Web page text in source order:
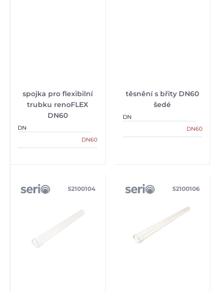
spojka pro flexibilní
trubku renoFLEX
DN60
DN
DN60
těsnění s břity DN60
šedé
DN
DN60
52100104 52100106